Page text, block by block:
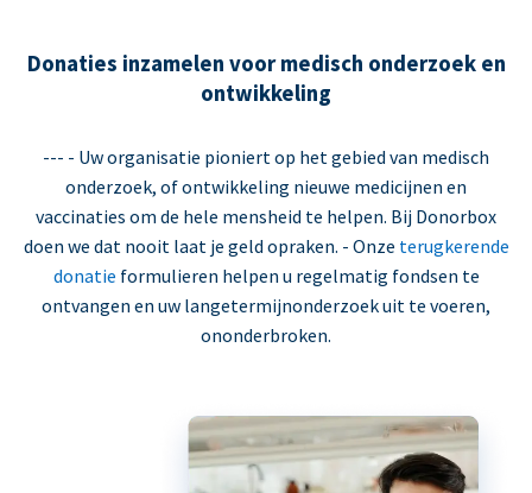
Donaties inzamelen voor medisch onderzoek en
ontwikkeling
--- - Uw organisatie pioniert op het gebied van medisch
onderzoek, of ontwikkeling nieuwe medicijnen en
vaccinaties om de hele mensheid te helpen. Bij Donorbox
doen we dat nooit laat je geld opraken. - Onze terugkerende
donatie formulieren helpen u regelmatig fondsen te
ontvangen en uw langetermijnonderzoek uit te voeren,
ononderbroken.